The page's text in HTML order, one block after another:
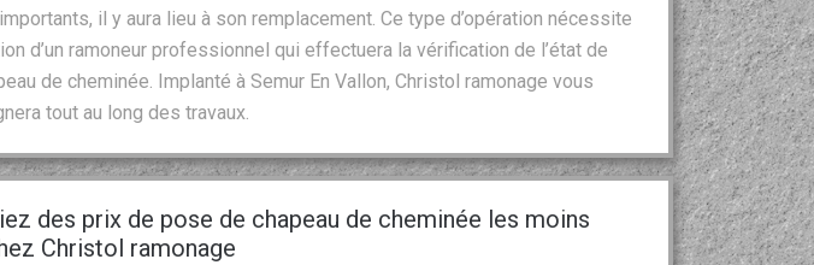
il y aura lieu à son remplacement. Ce type d’opération nécessite
d’un ramoneur professionnel qui effectuera la vérification de l’état de
de cheminée. Implanté à Semur En Vallon, Christol ramonage vous
tout au long des travaux.
des prix de pose de chapeau de cheminée les moins
Christol ramonage